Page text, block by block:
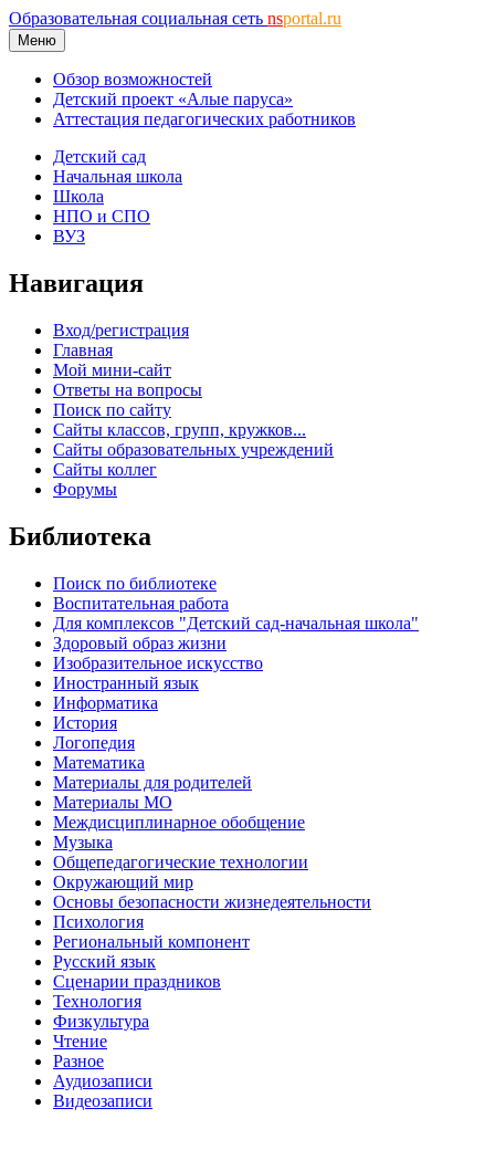
Образовательная социальная сеть nsportal.ru
Меню
Обзор возможностей
Детский проект «Алые паруса»
Аттестация педагогических работников
Детский сад
Начальная школа
Школа
НПО и СПО
ВУЗ
Навигация
Вход/регистрация
Главная
Мой мини-сайт
Ответы на вопросы
Поиск по сайту
Сайты классов, групп, кружков...
Сайты образовательных учреждений
Сайты коллег
Форумы
Библиотека
Поиск по библиотеке
Воспитательная работа
Для комплексов "Детский сад-начальная школа"
Здоровый образ жизни
Изобразительное искусство
Иностранный язык
Информатика
История
Логопедия
Математика
Материалы для родителей
Материалы МО
Междисциплинарное обобщение
Музыка
Общепедагогические технологии
Окружающий мир
Основы безопасности жизнедеятельности
Психология
Региональный компонент
Русский язык
Сценарии праздников
Технология
Физкультура
Чтение
Разное
Аудиозаписи
Видеозаписи